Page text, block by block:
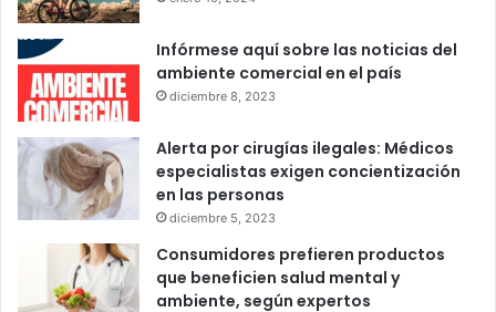
Infórmese aquí sobre las noticias del
ambiente comercial en el país
diciembre 8, 2023
Alerta por cirugías ilegales: Médicos
especialistas exigen concientización
en las personas
diciembre 5, 2023
Consumidores prefieren productos
que beneficien salud mental y
ambiente, según expertos